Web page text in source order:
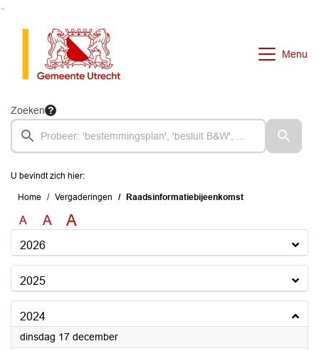
Menu
Zoeken
U bevindt zich hier:
Home Vergaderingen Raadsinformatiebijeenkomst
A A A
2026
2025
2024
dinsdag 17 december2024